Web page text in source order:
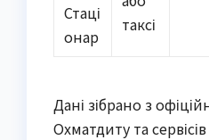
Стаці
онар
таксі
Дані зібрано з
Охматдиту та